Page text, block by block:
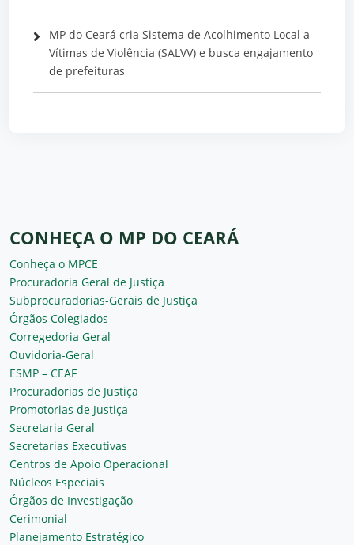
MP do Ceará cria Sistema de Acolhimento Local a
Vítimas de Violência (SALVV) e busca engajamento
de prefeituras
CONHEÇA O MP DO CEARÁ
Conheça o MPCE
Procuradoria Geral de Justiça
Subprocuradorias-Gerais de Justiça
Órgãos Colegiados
Corregedoria Geral
Ouvidoria-Geral
ESMP – CEAF
Procuradorias de Justiça
Promotorias de Justiça
Secretaria Geral
Secretarias Executivas
Centros de Apoio Operacional
Núcleos Especiais
Órgãos de Investigação
Cerimonial
Planejamento Estratégico